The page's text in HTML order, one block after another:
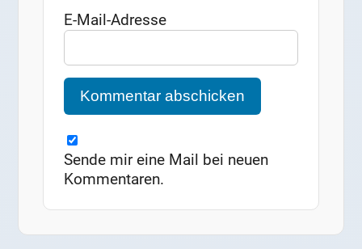
E-Mail-Adresse
Sende mir eine Mail bei neuen
Kommentaren.